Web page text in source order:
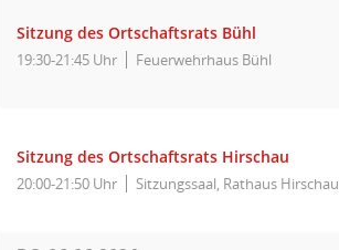
Sitzung des Ortschaftsrats Bühl
19:30-21:45 Uhr Feuerwehrhaus Bühl
Sitzung des Ortschaftsrats Hirschau
20:00-21:50 Uhr Sitzungssaal, Rathaus Hirschau